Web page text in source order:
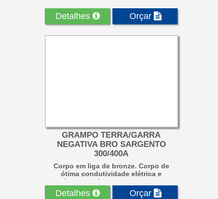
Corpo em liga de bronze. Corpo de
ótima condutividade elétrica e
resistência mecânica, com dupla fixaç...
Detalhes Orçar
GRAMPO TERRA/GARRA
NEGATIVA BRO SARGENTO
300/400A
Corpo em liga de bronze. Corpo de
ótima condutividade elétrica e
resistência mecânica, com dupla fixaç...
Detalhes Orçar